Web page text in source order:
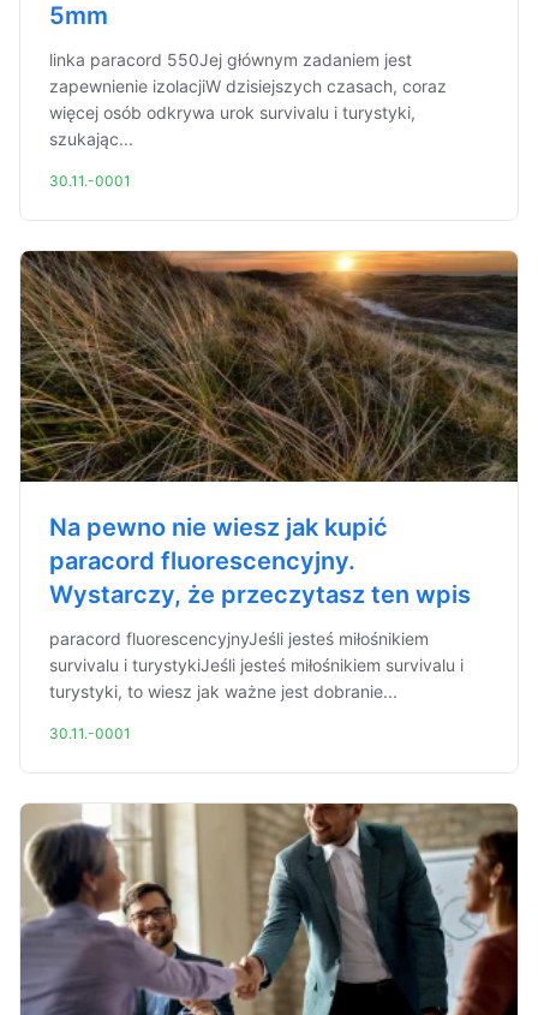
5mm
linka paracord 550Jej głównym zadaniem jest
zapewnienie izolacjiW dzisiejszych czasach, coraz
więcej osób odkrywa urok survivalu i turystyki,
szukając...
30.11.-0001
Na pewno nie wiesz jak kupić
paracord fluorescencyjny.
Wystarczy, że przeczytasz ten wpis
paracord fluorescencyjnyJeśli jesteś miłośnikiem
survivalu i turystykiJeśli jesteś miłośnikiem survivalu i
turystyki, to wiesz jak ważne jest dobranie...
30.11.-0001